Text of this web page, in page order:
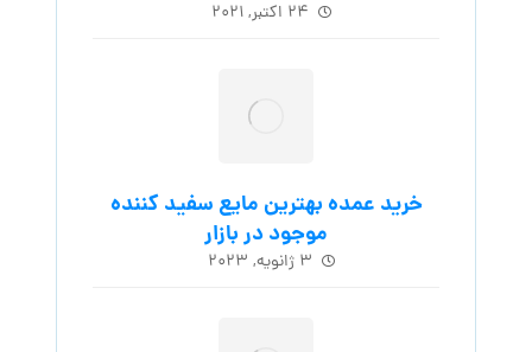
۲۴ اکتبر, ۲۰۲۱
خرید عمده بهترین مایع سفید کننده
موجود در بازار
۳ ژانویه, ۲۰۲۳